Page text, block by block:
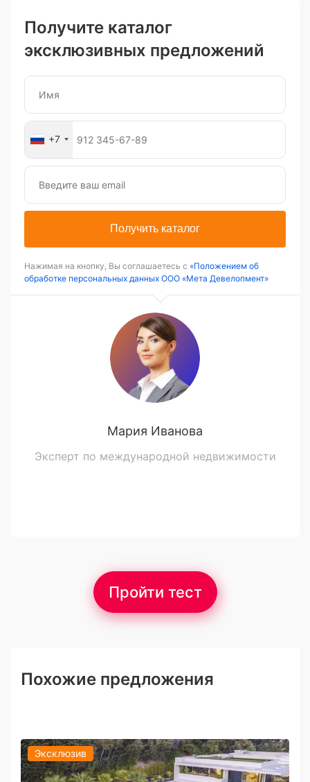
Получите каталог
эксклюзивных предложений
+7
Получить каталог
Нажимая на кнопку, Вы соглашаетесь с «Положением об
обработке персональных данных ООО «Мета Девелопмент»
Мария Иванова
Эксперт по международной недвижимости
Пройти тест
Похожие предложения
Эксклюзив